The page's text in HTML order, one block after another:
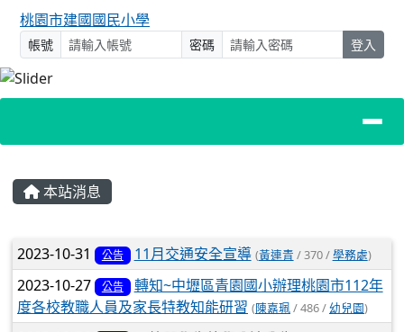
桃園市建國國民小學
帳號 密碼 登入
主內容區域
本站消息
文章列表
2023-10-31 公告 11月交通安全宣導 (黃連青 / 370 /學務處)
2023-10-27 公告
轉知~中壢區青園國小辦理桃園市112年
度各校教職人員及家長特教知能研習 (陳嘉珮/ 486 /幼兒園)